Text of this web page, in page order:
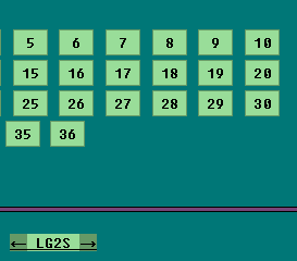
5 6 7 8 9
10
15 16 17 18 19
20
25 26 27 28 29
30
35 36
<- LG2S ->